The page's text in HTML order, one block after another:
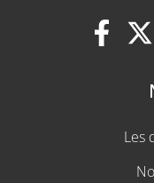
Les